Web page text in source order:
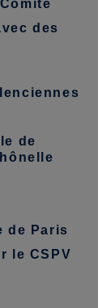
des
de
de Paris
le CSPV